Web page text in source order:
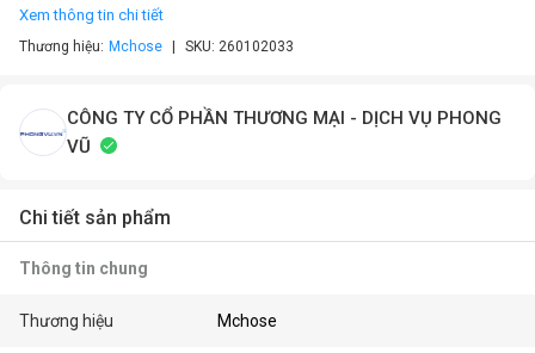
Xem thông tin chi tiết
Thương hiệu: Mchose SKU: 260102033
CÔNG TY CỔ PHẦN THƯƠNG MẠI - DỊCH VỤ PHONG
VŨ
Chi tiết sản phẩm
Thông tin chung
Thương hiệu Mchose